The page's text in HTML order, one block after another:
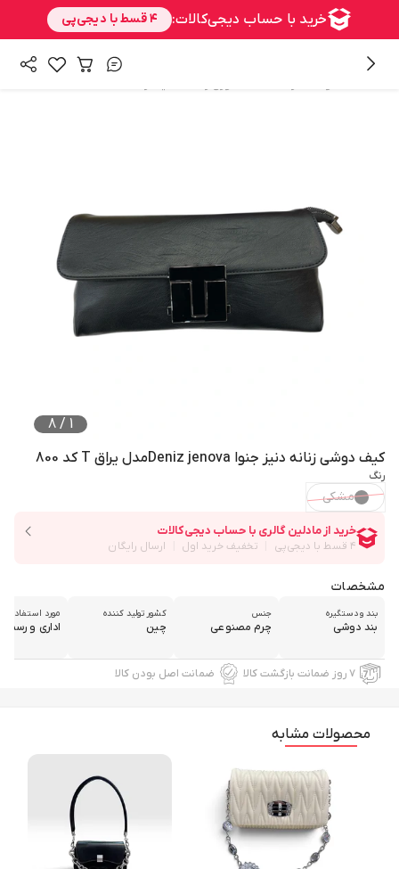
1
/
8
کیف دوشی زنانه دنیز جنوا Deniz jenovaمدل یراق T کد 800
رنگ
مشکی
مشخصات
بند و دستگیره
بند دوشی
جنس
چرم مصنوعی
کشور تولید کننده
چین
مورد استفاده
اداری و رسمی
۷ روز ضمانت بازگشت کالا ضمانت اصل بودن کالا
محصولات مشابه